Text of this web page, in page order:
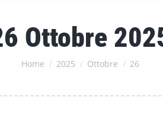
Ottobre
Tu sei qui:
Home 2025 Ottobre 26